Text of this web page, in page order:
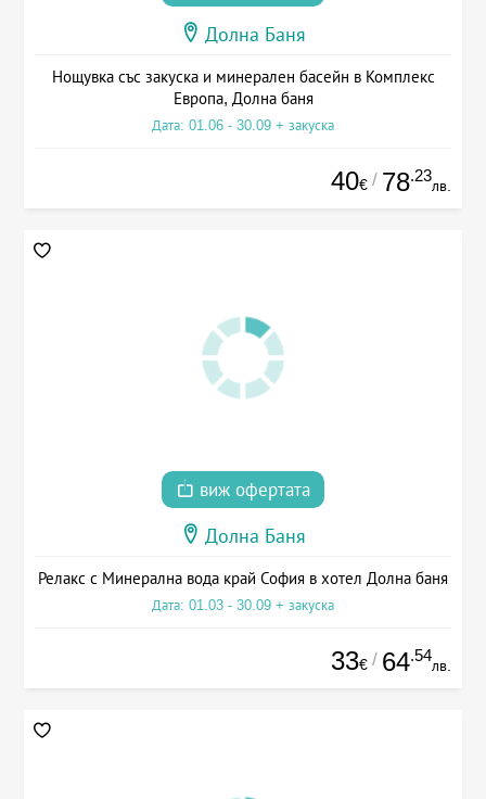
Долна Баня
Нощувка със закуска и минерален басейн в Комплекс
Европа, Долна баня
Дата: 01.06 - 30.09 + закуска
40€ / 78.23
лв.
виж офертата
Долна Баня
Релакс с Минерална вода край София в хотел Долна баня
Дата: 01.03 - 30.09 + закуска
33€ / 64.54
лв.